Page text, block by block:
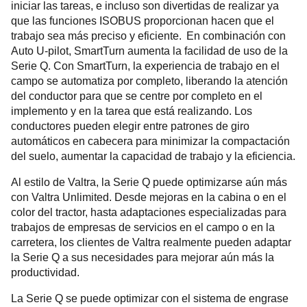
iniciar las tareas, e incluso son divertidas de realizar ya
que las funciones ISOBUS proporcionan hacen que el
trabajo sea más preciso y eficiente. En combinación con
Auto U-pilot, SmartTurn aumenta la facilidad de uso de la
Serie Q. Con SmartTurn, la experiencia de trabajo en el
campo se automatiza por completo, liberando la atención
del conductor para que se centre por completo en el
implemento y en la tarea que está realizando. Los
conductores pueden elegir entre patrones de giro
automáticos en cabecera para minimizar la compactación
del suelo, aumentar la capacidad de trabajo y la eficiencia.
Al estilo de Valtra, la Serie Q puede optimizarse aún más
con Valtra Unlimited. Desde mejoras en la cabina o en el
color del tractor, hasta adaptaciones especializadas para
trabajos de empresas de servicios en el campo o en la
carretera, los clientes de Valtra realmente pueden adaptar
la Serie Q a sus necesidades para mejorar aún más la
productividad.
La Serie Q se puede optimizar con el sistema de engrase